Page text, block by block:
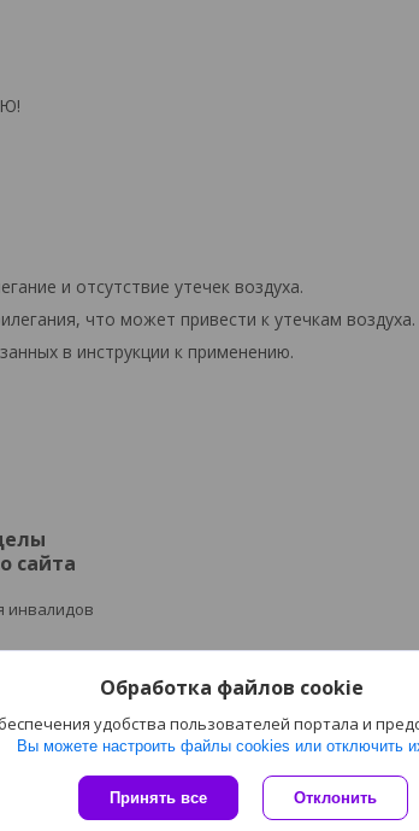
и отсутствие утечек воздуха.
что может привести к утечкам воздуха.
в инструкции к применению.
сайта
инвалидов
Сайт создан на платформе Deal.by
Политика обработки файлов cookies
Обработка файлов cookie
удобства пользователей портала и
Вы можете настроить файлы cookies или отключить
Принять все Отклонить